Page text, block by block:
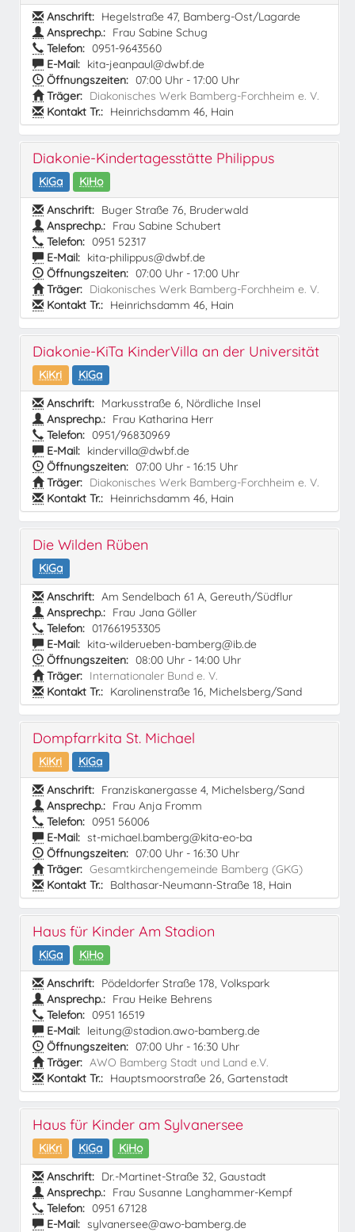
Anschrift: Hegelstraße 47, Bamberg-Ost/Lagarde
Ansprechp.: Frau Sabine Schug
Telefon: 0951-9643560
E-Mail: kita-jeanpaul@dwbf.de
Öffnungszeiten: 07:00 Uhr - 17:00 Uhr
Träger: Diakonisches Werk Bamberg-Forchheim e. V.
Kontakt Tr.: Heinrichsdamm 46, Hain
Diakonie-Kindertagesstätte Philippus
KiGa
KiHo
Anschrift: Buger Straße 76, Bruderwald
Ansprechp.: Frau Sabine Schubert
Telefon: 0951 52317
E-Mail: kita-philippus@dwbf.de
Öffnungszeiten: 07:00 Uhr - 17:00 Uhr
Träger: Diakonisches Werk Bamberg-Forchheim e. V.
Kontakt Tr.: Heinrichsdamm 46, Hain
Diakonie-KiTa KinderVilla an der Universität
KiKri
KiGa
Anschrift: Markusstraße 6, Nördliche Insel
Ansprechp.: Frau Katharina Herr
Telefon: 0951/96830969
E-Mail: kindervilla@dwbf.de
Öffnungszeiten: 07:00 Uhr - 16:15 Uhr
Träger: Diakonisches Werk Bamberg-Forchheim e. V.
Kontakt Tr.: Heinrichsdamm 46, Hain
Die Wilden Rüben
KiGa
Anschrift: Am Sendelbach 61 A, Gereuth/Südflur
Ansprechp.: Frau Jana Göller
Telefon: 017661953305
E-Mail: kita-wilderueben-bamberg@ib.de
Öffnungszeiten: 08:00 Uhr - 14:00 Uhr
Träger: Internationaler Bund e. V.
Kontakt Tr.: Karolinenstraße 16, Michelsberg/Sand
Dompfarrkita St. Michael
KiKri
KiGa
Anschrift: Franziskanergasse 4, Michelsberg/Sand
Ansprechp.: Frau Anja Fromm
Telefon: 0951 56006
E-Mail: st-michael.bamberg@kita-eo-ba
Öffnungszeiten: 07:00 Uhr - 16:30 Uhr
Träger: Gesamtkirchengemeinde Bamberg (GKG)
Kontakt Tr.: Balthasar-Neumann-Straße 18, Hain
Haus für Kinder Am Stadion
KiGa
KiHo
Anschrift: Pödeldorfer Straße 178, Volkspark
Ansprechp.: Frau Heike Behrens
Telefon: 0951 16519
E-Mail: leitung@stadion.awo-bamberg.de
Öffnungszeiten: 07:00 Uhr - 16:30 Uhr
Träger: AWO Bamberg Stadt und Land e.V.
Kontakt Tr.: Hauptsmoorstraße 26, Gartenstadt
Haus für Kinder am Sylvanersee
KiKri KiGa
KiHo
Anschrift: Dr.-Martinet-Straße 32, Gaustadt
Ansprechp.: Frau Susanne Langhammer-Kempf
Telefon: 0951 67128
E-Mail: sylvanersee@awo-bamberg.de